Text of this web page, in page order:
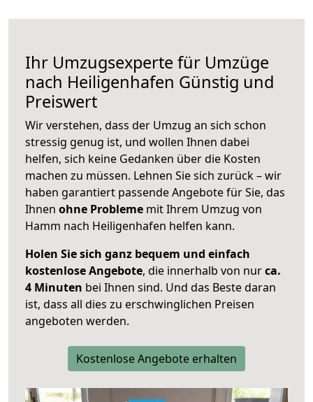
Ihr Umzugsexperte für Umzüge
nach Heiligenhafen Günstig und
Preiswert
Wir verstehen, dass der Umzug an sich schon
stressig genug ist, und wollen Ihnen dabei
helfen, sich keine Gedanken über die Kosten
machen zu müssen. Lehnen Sie sich zurück – wir
haben garantiert passende Angebote für Sie, das
Ihnen ohne Probleme mit Ihrem Umzug von
Hamm nach Heiligenhafen helfen kann.
Holen Sie sich ganz bequem und einfach
kostenlose Angebote, die innerhalb von nurca.
4 Minuten bei Ihnen sind. Und das Beste daran
ist, dass all dies zu erschwinglichen Preisen
angeboten werden.
Kostenlose Angebote erhalten